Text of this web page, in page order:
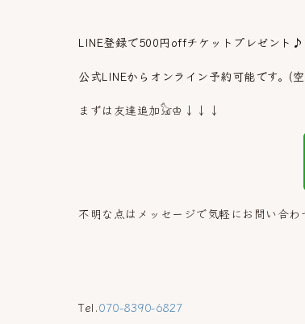
LINE登録で500円offチケットプレゼント♪
公式LINEからオンライン予約可能です。(
まずは友達追加𓃠♔↓↓↓
不明な点はメッセージで気軽にお問い合
Tel.070-8390-6827